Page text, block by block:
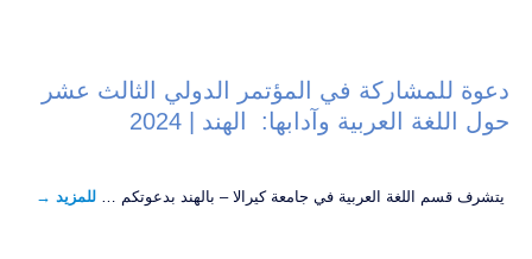
دعوة للمشاركة في المؤتمر الدولي الثالث عشر
حول اللغة العربية وآدابها: الهند | 2024
يتشرف قسم اللغة العربية في جامعة كيرالا – بالهند بدعوتكم … للمزيد →